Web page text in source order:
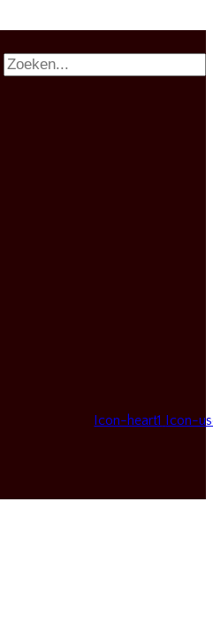
Icon-heart1 Icon-